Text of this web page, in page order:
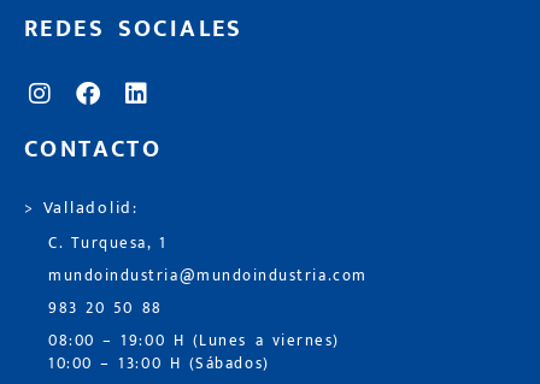
REDES SOCIALES
CONTACTO
> Valladolid:
C. Turquesa, 1
mundoindustria@mundoindustria.com
983 20 50 88
08:00 – 19:00 H (Lunes a viernes)
10:00 – 13:00 H (Sábados)